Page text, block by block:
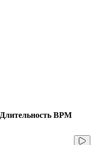
Длительность BPM